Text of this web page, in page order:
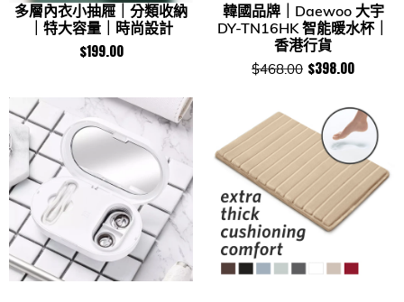
多層內衣小抽屜｜分類收納
｜特大容量｜時尚設計
$199.00
韓國品牌｜Daewoo 大宇
DY-TN16HK 智能暖水杯｜
香港行貨
$468.00 $398.00